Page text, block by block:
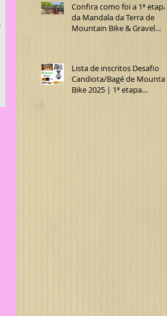
Confira como foi a 1ª etapa
da Mandala da Terra de
Mountain Bike & Gravel
Lista de inscritos Desafio
Candiota/Bagé de Mountain
Bike 2025 | 1ª etapa